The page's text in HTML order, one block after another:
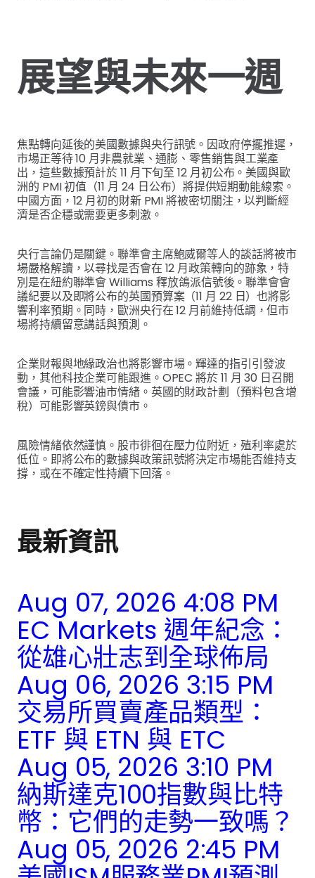
展望與未來一週
焦點轉向延後的美國數據與央行訊號。因政府停擺推遲，
市場正等待 10 月非農就業、通膨、零售銷售與工業產
出，這些數據預計於 11 月下旬至 12 月初公布。美國與歐
洲的 PMI 初值（11 月 24 日公布）將提供短期動能線索。
中國方面，12 月初的財新 PMI 將被密切關注，以判斷經
濟是否企穩或需要更多刺激。
央行言論仍是關鍵。聯準會主席鮑威爾等人的談話將被市
場嚴格解讀，以尋找是否會在 12 月政策轉向的跡象，特
別是在紐約聯準會 Williams 釋放鴿派信號後。聯準會會
議紀要以及即將公布的英國預算案（11 月 22 日）也將影
響利率預期。同時，歐洲央行在 12 月前維持低調，但市
場將持續留意講話與預測。
企業財報與地緣政治也將影響市場。輝達的指引引發波
動，其他科技企業可能跟進。OPEC 將於 11 月 30 日召開
會議，可能影響油市情緒。英國的財政計劃（預料包含增
稅）可能影響英鎊與債市。
風險情緒依然謹慎。股市徘徊在壓力位附近，殖利率處於
低位。即將公布的數據與政策訊號將決定市場能否維持支
撐，或在不確定性持續下回落。
最新資訊
Aug 07, 2026 4:08 PM
EC Markets 週年紀念：
從雄心壯志到全球佈局
Aug 06, 2026 3:15 PM
交易所買賣產品類型：
ETF 與 ETN 與 ETC
Aug 05, 2026 3:10 PM
納斯達克100指數與比特
幣：它們的走勢一致嗎？
Aug 05, 2026 2:45 PM